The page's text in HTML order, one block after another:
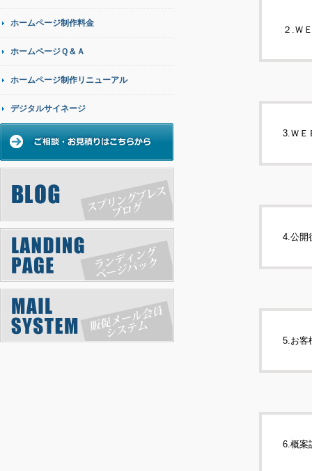
２.Ｗ
3.ＷＥ
4.公開
5.お客
6.概案
ホームページ制作料金
ホームページＱ＆Ａ
ホームページ制作リニューアル
デジタルサイネージ